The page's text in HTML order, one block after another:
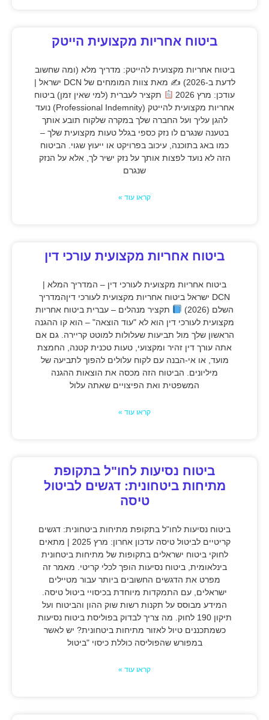
ביטוח אחריות מקצועית הייטק
ביטוח אחריות מקצועית להייטק: מדריך מלא (ומה שחשוב
לדעת ב-2026) ✍
מאת צוות המומחים של DCN ישראל |
עודכן: מרץ 2026
תקציר לעברית (למי שאין זמן) ביטוח
אחריות מקצועית להייטק (Professional Indemnity) נועד
להגן עליך ועל החברה שלך במקרה שלקוח תובע אותך
בטענה שנגרם לו נזק כספי בגלל טעות מקצועית שלך –
כמו באג בתוכנה, עיכוב בפרויקט או ייעוץ שגוי. הביטוח
הזה לא נועד לפצות אותך על נזק ישיר לך, אלא על הנזק
שנגרם
קראו עוד »
ביטוח אחריות מקצועית עורכי דין
ביטוח אחריות מקצועית לעורכי דין – המדריך המלא |
DCN ישראל ביטוח אחריות מקצועית לעורכי דיןהמדריך
השלם (2026)
תקציר מנהלים – עברית ביטוח אחריות
מקצועית לעורכי דין הוא לא "עוד הוצאה" – הוא קו ההגנה
הראשון שלך מול תביעות שעלולות למוטט קריירה. גם אם
אתה עורך דין זהיר ומקצועי, טעות טכנית קטנה, החמצת
מועד, או אי-הבנה עם לקוח עלולים להפוך לתביעה של
מיליונים. הביטוח הזה מכסה את הוצאות ההגנה
המשפטית ואת הפיצויים שאתה עלול
קראו עוד »
ביטוח נסיעות לחו"ל בתקופת
מתיחות ביטחונית: דגשים לביטול
טיסה
ביטוח נסיעות לחו"ל בתקופת מתיחות ביטחונית: דגשים
קריטיים לביטול טיסה עדכון אחרון: מרץ 2025 | מתאים
לחוקי ביטוח ישראלים בתקופות של מתיחות ביטחונית
בינלאומית, ביטוח נסיעות הופך לכלי קריטי. מאמר זה
מפרט את הדגשים החשובים ביותר עבור מטיילים
ישראלים, עם התמקדות מיוחדת בכיסויי ביטול טיסה.
המידע מבוסס על תקנות רשות שוק ההון והביטוח ועל
תיקון 190 לחוק. מה צריך לבדוק בפוליסת ביטוח נסיעות
כשמתכננים טיול לאזור מתיחות ביטחונית? יש לאשר
במפורש שהפוליסה כוללת כיסוי "ביטול
קראו עוד »